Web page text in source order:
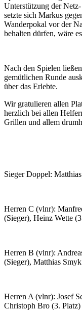
Unterstützung der
setzte sich Markus
Wanderpokal vor der
behalten dürfen, wäre
Nach den Spielen
gemütlichen Runde
über das Erlebte.
Wir gratulieren allen
herzlich bei allen
Grillen und allem
Sieger Doppel:
Herren C (vlnr):
(Sieger), Heinz Wette
Herren B (vlnr):
(Sieger), Matthias
Herren A (vlnr): Josef
Christoph Bro (3. Platz)